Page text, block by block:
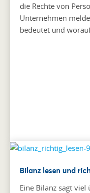
die Rechte von
Unternehmen
bedeutet und
Bilanz lesen und
Eine Bilanz sagt viel